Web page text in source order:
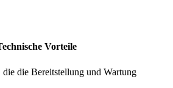
Vorteile
die Bereitstellung und Wartung